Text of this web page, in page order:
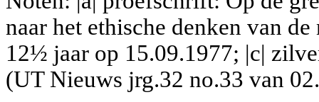
naar het ethische denken van
12½ jaar op 15.09.1977; |c|
(UT Nieuws jrg.32 no.33 van